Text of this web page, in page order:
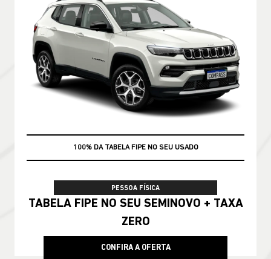
100% DA TABELA FIPE NO SEU USADO
PESSOA FÍSICA
TABELA FIPE NO SEU SEMINOVO + TAXA
ZERO
CONFIRA A OFERTA